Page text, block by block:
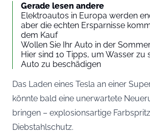
Gerade lesen andere
Elektroautos in Europa werden
aber die echten Ersparnisse
dem Kauf
Wollen Sie Ihr Auto in der
Hier sind 10 Tipps, um Wasser zu
Auto zu beschädigen
Das Laden eines Tesla an einer
könnte bald eine unerwartete
bringen – explosionsartige
Diebstahlschutz.